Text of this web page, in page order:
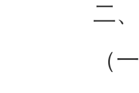
二
（